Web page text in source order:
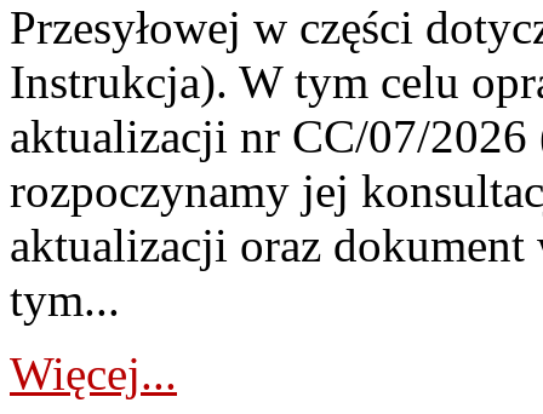
Przesyłowej w części
Instrukcja). W tym celu
aktualizacji nr CC/07/
rozpoczynamy jej
aktualizacji oraz
tym...
Więcej...